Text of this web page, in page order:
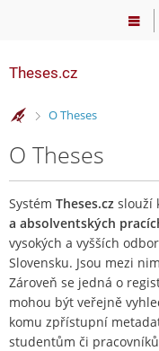
Theses.cz
>
O Theses
O Theses
Systém Theses.cz slouží
a absolventských
vysokých a vyšších
Slovensku. Jsou mezi
Zároveň se jedná o
mohou být veřejně
komu zpřístupní
studentům či